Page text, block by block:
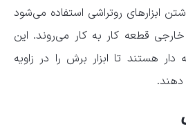
ابزارهای روتراشی استفاده می‌شود
قطعه کار به کار می‌روند. این
دار هستند تا ابزار برش را در زاویه
دهند.